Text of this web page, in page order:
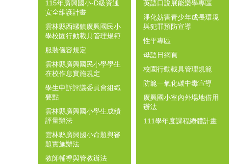
115年廣興國小-D級資通
安全維護計畫
雲林縣西螺鎮廣興國民小
學校園行動載具管理規範
服裝儀容規定
雲林縣廣興國民小學學生
在校作息實施規定
學生申訴評議委員會組織
要點
雲林縣廣興國小學生成績
評量辦法
雲林縣廣興國小命題與審
題實施辦法
教師輔導與管教辦法
英語口說展能樂學專區
淨化妨害青少年成長環境
與犯罪預防宣導
性平專區
母語日網頁
校園行動載具管理規範
防範一氧化碳中毒宣導
廣興國小室內外場地借用
辦法
111學年度課程總體計畫